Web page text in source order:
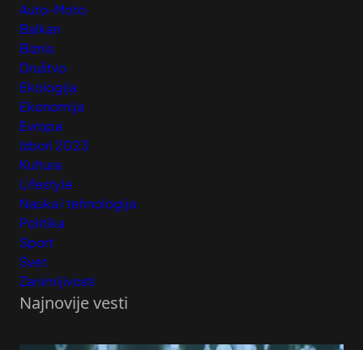
Auto-Moto
Balkan
Biznis
Društvo
Ekologija
Ekonomija
Evropa
Izbori 2023
Kultura
Lifestyle
Nauka i tehnologija
Politika
Sport
Svet
Zanimljivosti
Najnovije vesti